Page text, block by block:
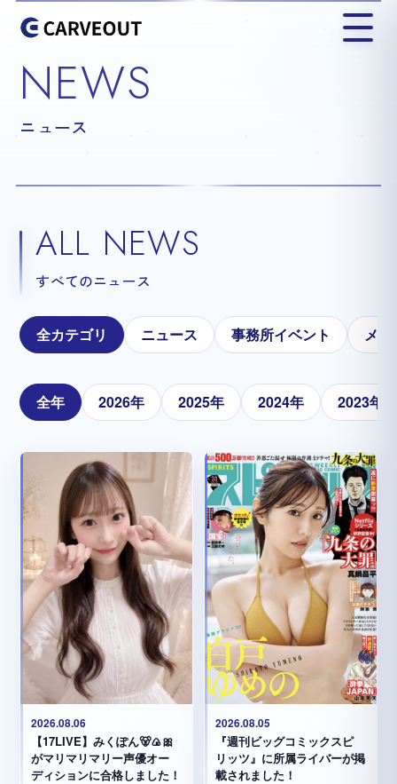
NEWS
ニュース
ALL NEWS
すべてのニュース
全カテゴリ ニュース 事務所イベント メ
全年 2026年 2025年 2024年 2023年
2026.08.06
【17LIVE】みくぽん🐻🍙🎀
がマリマリマリー声優オー
ディションに合格しました！
2026.08.05
『週刊ビッグコミックスピ
リッツ』に所属ライバーが掲
載されました！